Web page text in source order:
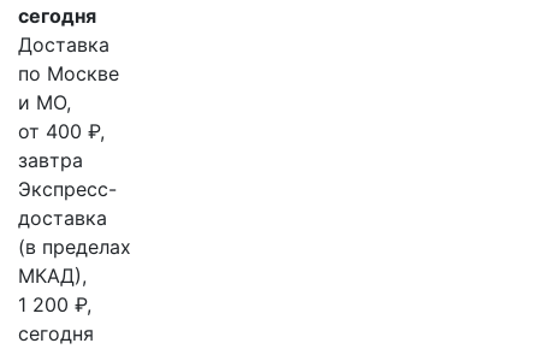
сегодня
Доставка
по Москве
и МО,
от 400 ₽,
завтра
Экспресс-
доставка
(в пределах
МКАД),
1 200 ₽,
сегодня